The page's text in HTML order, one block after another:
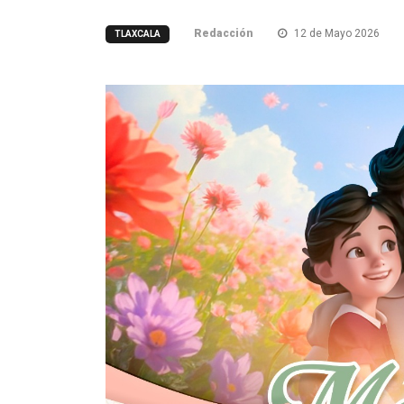
TLAXCALA Redacción 12 de Mayo 2026